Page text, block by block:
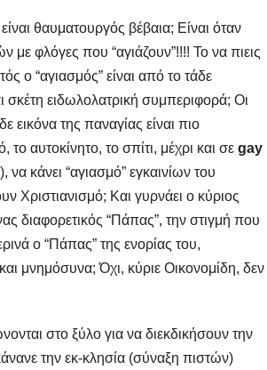
θαυματουργός βέβαια; Είναι όταν
με φλόγες που “αγιάζουν”!!!! Το να πιεις
ο “αγιασμός” είναι από το τάδε
σκέτη ειδωλολατρική συμπεριφορά; Οι
εικόνα της παναγίας είναι πιο
αυτοκίνητο, το σπίτι, μέχρι και σε gay
κάνει “αγιασμό” εγκαινίων του
Χριστιανισμό; Και γυρνάει ο κύριος
διαφορετικός “Πάπας”, την στιγμή που
ο “Πάπας” της ενορίας του,
μνημόσυνα; Όχι, κύριε Οικονομίδη, δεν
στο ξύλο για να διεκδικήσουν την
την εκ-κλησία (σύναξη πιστών)